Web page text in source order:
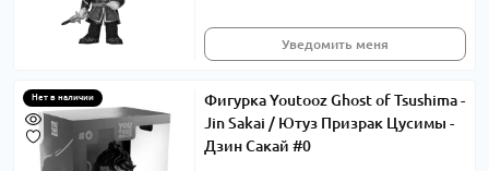
Уведомить меня
Нет в наличии
Фигурка Youtooz Ghost of Tsushima -
Jin Sakai / Ютуз Призрак Цусимы -
Дзин Сакай #0